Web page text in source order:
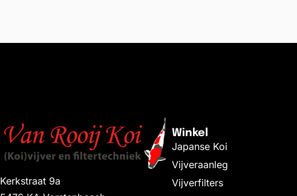
Kerkstraat 9a
Winkel
Japanse Koi
Vijveraanleg
Vijverfilters